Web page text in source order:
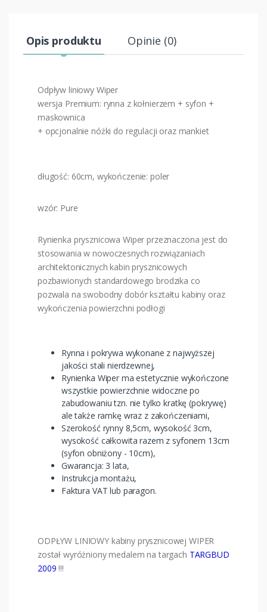
Opis produktu Opinie (0)
Odpływ liniowy Wiper
wersja Premium: rynna z kołnierzem + syfon +
maskownica
+ opcjonalnie nóżki do regulacji oraz mankiet
długość: 60cm, wykończenie: poler
wzór: Pure
Rynienka prysznicowa Wiper przeznaczona jest do
stosowania w nowoczesnych rozwiązaniach
architektonicznych kabin prysznicowych
pozbawionych standardowego brodzika co
pozwala na swobodny dobór kształtu kabiny oraz
wykończenia powierzchni podłogi
Rynna i pokrywa wykonane z najwyższej
jakości stali nierdzewnej,
Rynienka Wiper ma estetycznie wykończone
wszystkie powierzchnie widoczne po
zabudowaniu tzn. nie tylko kratkę (pokrywę)
ale także ramkę wraz z zakończeniami,
Szerokość rynny 8,5cm, wysokość 3cm,
wysokość całkowita razem z syfonem 13cm
(syfon obniżony - 10cm),
Gwarancja: 3 lata,
Instrukcja montażu,
Faktura VAT lub paragon.
ODPŁYW LINIOWY kabiny prysznicowej WIPER
został wyróżniony medalem na targach TARGBUD
2009 !!!